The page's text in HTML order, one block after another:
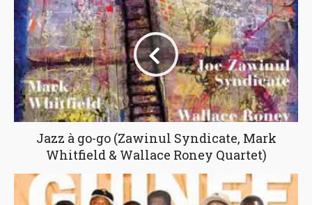
Jazz à go-go (Zawinul Syndicate, Mark
Whitfield & Wallace Roney Quartet)